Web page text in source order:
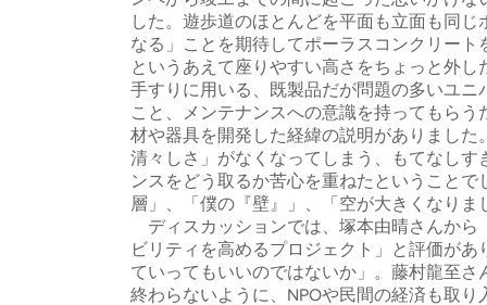
した。遊歩道のほとんどを平面も立面も同
なる」ことを期待してポーラスコンクリー
というあえて座りやすい高さをちょっと外
手すりに用いる、既製品だが問題の多いユ
こと、メンテナンスへの意識を持ってもら
材や器具を開発した経緯の説明がありまし
清々しさ」がなくなってしまう、もてなし
ンスをどう取るか苦心を重ねたということ
層」、「僕の『壁』」、「空が大きくなり
ディスカッションでは、塚本由晴さんから
ビリティを高めるプロジェクト」と評価が
ていってもいいのではないか」。藤村龍至
終わらないように、NPOや民間の経済も取